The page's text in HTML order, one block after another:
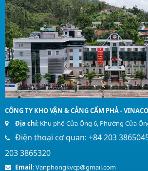
CÔNG TY KHO VẬN & CẢNG CẨM PHẢ -
Địa chỉ: Khu phố Cửa Ông 6, Phường Cửa
Điện thoại cơ quan: +84 203
203 3865320
Email : Vanphongkvcp@gmail.com